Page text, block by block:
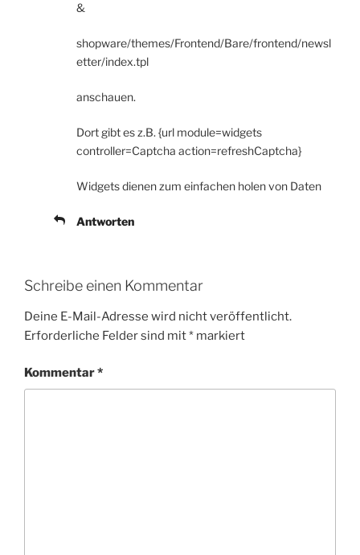
&
shopware/themes/Frontend/Bare/frontend/newsl
etter/index.tpl
anschauen.
Dort gibt es z.B. {url module=widgets
controller=Captcha action=refreshCaptcha}
Widgets dienen zum einfachen holen von Daten
Antworten
Schreibe einen Kommentar
Deine E-Mail-Adresse wird nicht veröffentlicht.
Erforderliche Felder sind mit* markiert
Kommentar*